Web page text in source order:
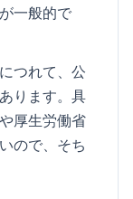
一般的で
つれて、公
ります。具
厚生労働省
ので、そち